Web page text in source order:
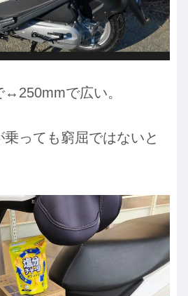
↔︎250mmで広い。
っても窮屈ではないと